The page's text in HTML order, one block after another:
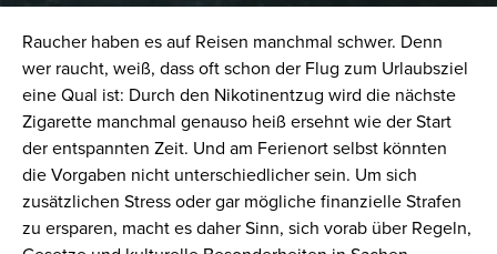
Raucher haben es auf Reisen manchmal schwer. Denn
wer raucht, weiß, dass oft schon der Flug zum Urlaubsziel
eine Qual ist: Durch den Nikotinentzug wird die nächste
Zigarette manchmal genauso heiß ersehnt wie der Start
der entspannten Zeit. Und am Ferienort selbst könnten
die Vorgaben nicht unterschiedlicher sein. Um sich
zusätzlichen Stress oder gar mögliche finanzielle Strafen
zu ersparen, macht es daher Sinn, sich vorab über Regeln,